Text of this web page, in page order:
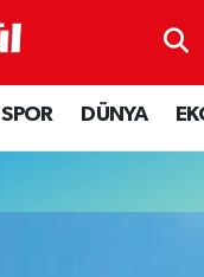
SPOR DÜNYA